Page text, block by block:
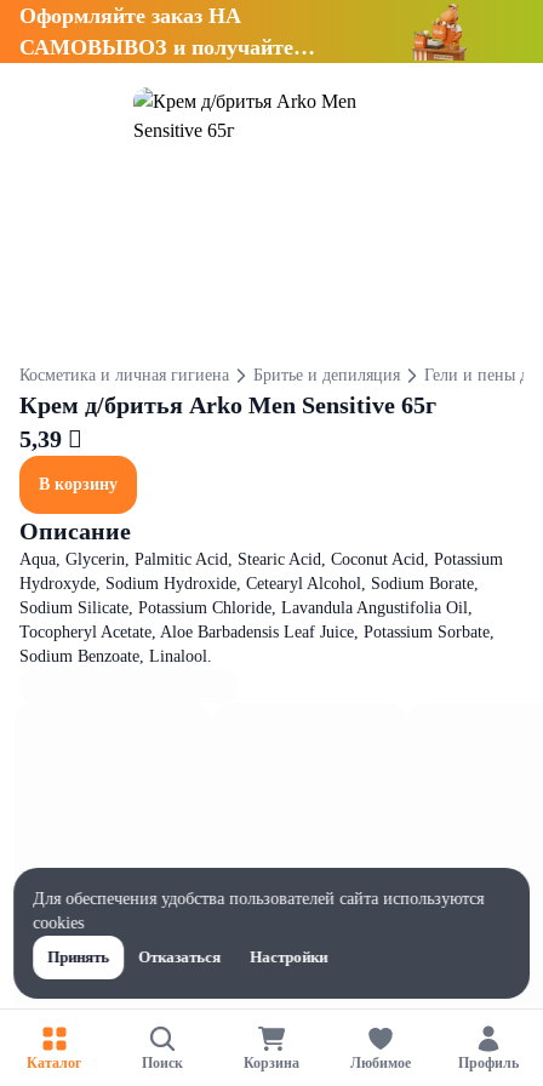
Оформляйте заказ НА
САМОВЫВОЗ и получайте
Косметика и личная гигиена Бритье и депиляция Гели и пены
Крем д/бритья Arko Men Sensitive 65г
5,39 
В корзину
Описание
Aqua, Glycerin, Palmitic Acid, Stearic Acid, Coconut Acid, Potassium
Hydroxyde, Sodium Hydroxide, Cetearyl Alcohol, Sodium Borate,
Sodium Silicate, Potassium Chloride, Lavandula Angustifolia Oil,
Tocopheryl Acetate, Aloe Barbadensis Leaf Juice, Potassium Sorbate,
Sodium Benzoate, Linalool.
Характеристики
Каталог Поиск Корзина Любимое Профиль
Для обеспечения удобства пользователей сайта используются
cookies
Принять
Отказаться Настройки